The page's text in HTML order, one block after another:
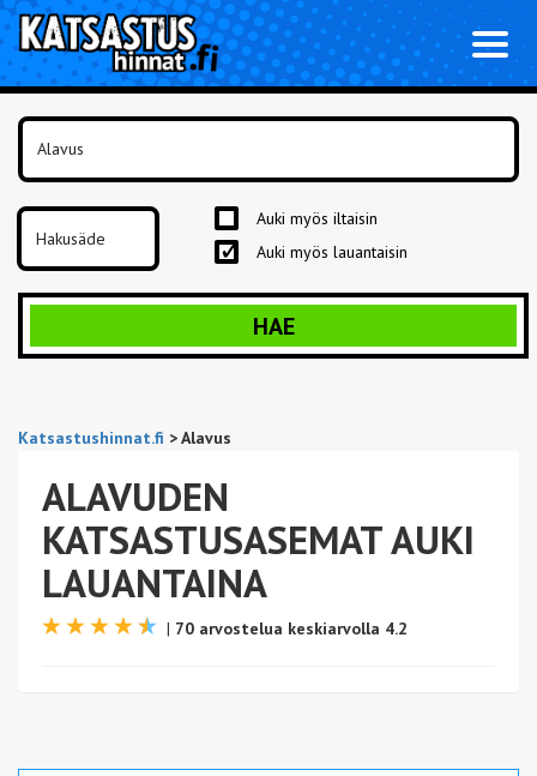
Auki myös iltaisin
Auki myös lauantaisin
HAE
Katsastushinnat.fi >Alavus
ALAVUDEN
KATSASTUSASEMAT AUKI
LAUANTAINA
| 70 arvostelua keskiarvolla 4.2